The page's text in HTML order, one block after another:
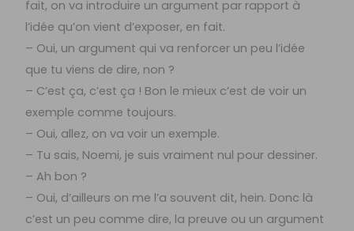
fait, on va introduire un argument par rapport à
l’idée qu’on vient d’exposer, en fait.
– Oui, un argument qui va renforcer un peu l’idée
que tu viens de dire, non ?
– C’est ça, c’est ça ! Bon le mieux c’est de voir un
exemple comme toujours.
– Oui, allez, on va voir un exemple.
– Tu sais, Noemi, je suis vraiment nul pour dessiner.
– Ah bon ?
– Oui, d’ailleurs on me l’a souvent dit, hein. Donc là
c’est un peu comme dire, la preuve ou un argument